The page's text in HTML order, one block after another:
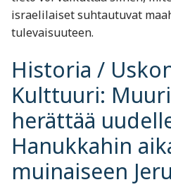
israelilaiset suhtautuvat
tulevaisuuteen.
Historia /
Kulttuuri:
herättää
Hanukkahin
muinaiseen